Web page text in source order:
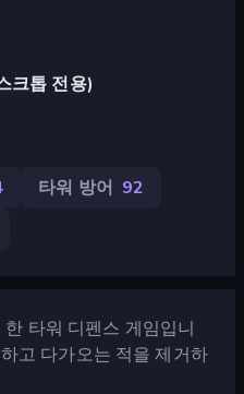
크톱 전용)
타워 방어 92
타워 디펜스 게임입니
고 다가오는 적을 제거하